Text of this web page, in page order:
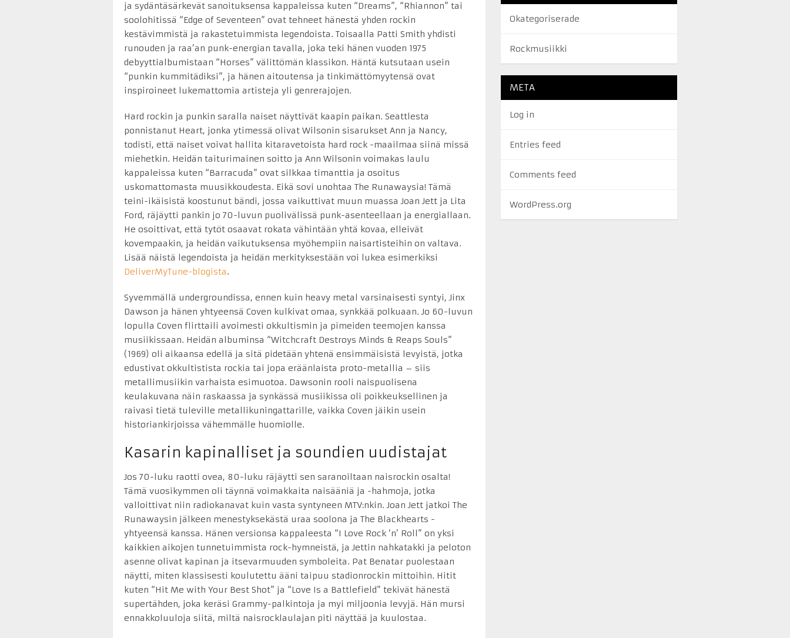
ja sydäntäsärkevät sanoituksensa kappaleissa kuten “Dreams”, “Rhiannon” tai
soolohitissä “Edge of Seventeen” ovat tehneet hänestä yhden rockin
kestävimmistä ja rakastetuimmista legendoista. Toisaalla Patti Smith yhdisti
runouden ja raa’an punk-energian tavalla, joka teki hänen vuoden 1975
debyyttialbumistaan “Horses” välittömän klassikon. Häntä kutsutaan usein
“punkin kummitädiksi”, ja hänen aitoutensa ja tinkimättömyytensä ovat
inspiroineet lukemattomia artisteja yli genrerajojen.
Hard rockin ja punkin saralla naiset näyttivät kaapin paikan. Seattlesta
ponnistanut Heart, jonka ytimessä olivat Wilsonin sisarukset Ann ja Nancy,
todisti, että naiset voivat hallita kitaravetoista hard rock -maailmaa siinä missä
miehetkin. Heidän taiturimainen soitto ja Ann Wilsonin voimakas laulu
kappaleissa kuten “Barracuda” ovat silkkaa timanttia ja osoitus
uskomattomasta muusikkoudesta. Eikä sovi unohtaa The Runawaysia! Tämä
teini-ikäisistä koostunut bändi, jossa vaikuttivat muun muassa Joan Jett ja Lita
Ford, räjäytti pankin jo 70-luvun puolivälissä punk-asenteellaan ja energiallaan.
He osoittivat, että tytöt osaavat rokata vähintään yhtä kovaa, elleivät
kovempaakin, ja heidän vaikutuksensa myöhempiin naisartisteihin on valtava.
Lisää näistä legendoista ja heidän merkityksestään voi lukea esimerkiksi
DeliverMyTune-blogista.
Syvemmällä undergroundissa, ennen kuin heavy metal varsinaisesti syntyi, Jinx
Dawson ja hänen yhtyeensä Coven kulkivat omaa, synkkää polkuaan. Jo 60-luvun
lopulla Coven flirttaili avoimesti okkultismin ja pimeiden teemojen kanssa
musiikissaan. Heidän albuminsa “Witchcraft Destroys Minds & Reaps Souls”
(1969) oli aikaansa edellä ja sitä pidetään yhtenä ensimmäisistä levyistä, jotka
edustivat okkultistista rockia tai jopa eräänlaista proto-metallia – siis
metallimusiikin varhaista esimuotoa. Dawsonin rooli naispuolisena
keulakuvana näin raskaassa ja synkässä musiikissa oli poikkeuksellinen ja
raivasi tietä tuleville metallikuningattarille, vaikka Coven jäikin usein
historiankirjoissa vähemmälle huomiolle.
Kasarin kapinalliset ja soundien uudistajat
Jos 70-luku raotti ovea, 80-luku räjäytti sen saranoiltaan naisrockin osalta!
Tämä vuosikymmen oli täynnä voimakkaita naisääniä ja -hahmoja, jotka
valloittivat niin radiokanavat kuin vasta syntyneen MTV:nkin. Joan Jett jatkoi The
Runawaysin jälkeen menestyksekästä uraa soolona ja The Blackhearts -
yhtyeensä kanssa. Hänen versionsa kappaleesta “I Love Rock ‘n’ Roll” on yksi
kaikkien aikojen tunnetuimmista rock-hymneistä, ja Jettin nahkatakki ja peloton
asenne olivat kapinan ja itsevarmuuden symboleita. Pat Benatar puolestaan
näytti, miten klassisesti koulutettu ääni taipuu stadionrockin mittoihin. Hitit
kuten “Hit Me with Your Best Shot” ja “Love Is a Battlefield” tekivät hänestä
supertähden, joka keräsi Grammy-palkintoja ja myi miljoonia levyjä. Hän mursi
ennakkoluuloja siitä, miltä naisrocklaulajan piti näyttää ja kuulostaa.
Okategoriserade
Rockmusiikki
META
Log in
Entries feed
Comments feed
WordPress.org